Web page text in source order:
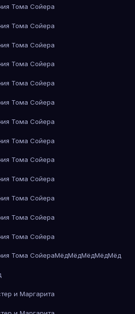
Тома Сойера
Тома Сойера
Тома Сойера
Тома Сойера
Тома Сойера
Тома Сойера
Тома Сойера
Тома Сойера
Тома Сойера
Тома Сойера
Тома Сойера
Тома Сойера
Тома Сойера
Тома СойераМёдМёдМёдМёдМёд
и Маргарита